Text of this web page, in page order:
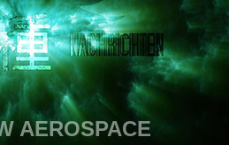
AEROSPACE